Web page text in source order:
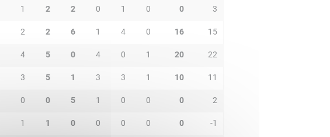
1 2 2 0 1 0 0 3
2 2 6 1 4 0 16 15
4 5 0 4 0 1 20 22
3 5 1 3 3 1 10 11
0 0 5 1 0 0 0 2
1 1 0 0 0 0 0 -1